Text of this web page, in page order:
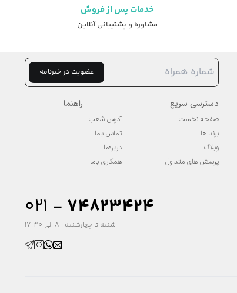
خدمات پس از فروش
مشاوره و پشتیبانی آنلاین
عضویت در خبرنامه
دسترسی سریع
صفحه نخست
برند ها
وبلاگ
پرسش های متداول
راهنما
آدرس شعب
تماس باما
درباره‌ما
همکاری باما
۰۲۱ - 74823424
شنبه تا چهارشنبه : 8 الی 17:30